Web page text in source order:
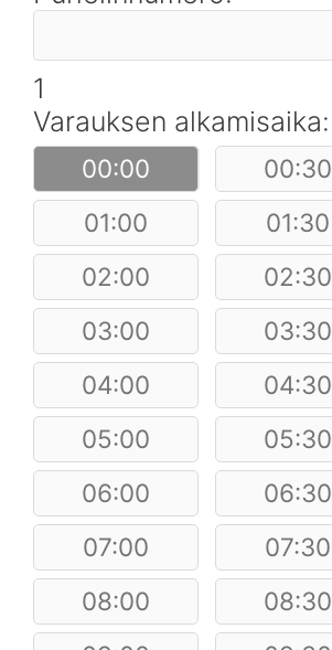
1
Varauksen alkamisaika:
00:00
00:30
01:00
01:30
02:00
02:30
03:00
03:30
04:00
04:30
05:00
05:30
06:00
06:30
07:00
07:30
08:00
08:30